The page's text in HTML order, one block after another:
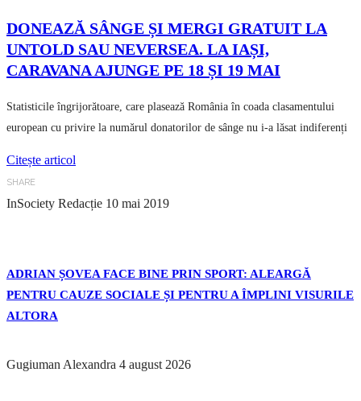
DONEAZĂ SÂNGE ȘI MERGI GRATUIT LA
UNTOLD SAU NEVERSEA. LA IAȘI,
CARAVANA AJUNGE PE 18 ȘI 19 MAI
Statisticile îngrijorătoare, care plasează România în coada clasamentului
european cu privire la numărul donatorilor de sânge nu i-a lăsat indiferenți
Citește articol
SHARE
InSociety Redacție 10 mai 2019
ADRIAN ȘOVEA FACE BINE PRIN SPORT: ALEARGĂ
PENTRU CAUZE SOCIALE ȘI PENTRU A ÎMPLINI VISURILE
ALTORA
Gugiuman Alexandra 4 august 2026